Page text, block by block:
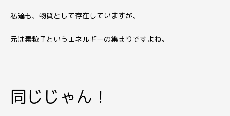
私達も、物質として存在していますが、
元は素粒子というエネルギーの集まりですよね。
同じじゃん！